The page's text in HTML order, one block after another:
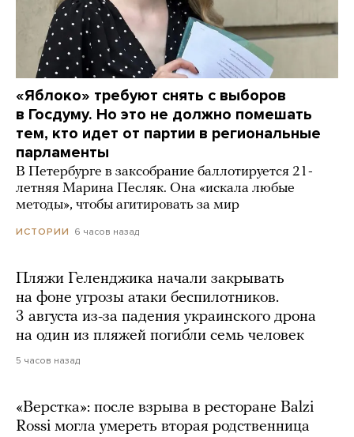
«Яблоко» требуют снять с выборов
в Госдуму. Но это не должно помешать
тем, кто идет от партии в региональные
парламенты
В Петербурге в заксобрание баллотируется 21-
летняя Марина Песляк. Она «искала любые
методы», чтобы агитировать за мир
ИСТОРИИ 6 часов назад
Пляжи Геленджика начали закрывать
на фоне угрозы атаки беспилотников.
3 августа из-за падения украинского дрона
на один из пляжей погибли семь человек
5 часов назад
«Верстка»: после взрыва в ресторане Balzi
Rossi могла умереть вторая родственница